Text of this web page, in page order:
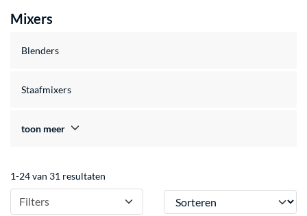
Mixers
Blenders
Staafmixers
toon meer
1-24 van 31 resultaten
Filters Sorteren